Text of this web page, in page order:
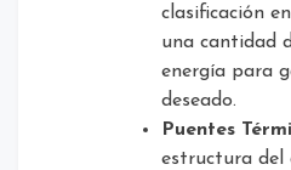
clasificación
una cantidad
energía para
deseado.
Puentes
estructura del